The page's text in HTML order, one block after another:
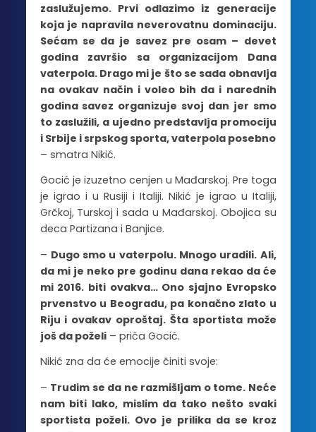
zaslužujemo. Prvi odlazimo iz generacije
koja je napravila neverovatnu dominaciju.
Sećam se da je savez pre osam – devet
godina završio sa organizacijom Dana
vaterpola. Drago mi je što se sada obnavlja
na ovakav način i voleo bih da i narednih
godina savez organizuje svoj dan jer smo
to zaslužili, a ujedno predstavlja promociju
i Srbije i srpskog sporta, vaterpola posebno
– smatra Nikić.
Gocić je izuzetno cenjen u Mađarskoj. Pre toga
je igrao i u Rusiji i Italiji. Nikić je igrao u Italiji,
Grčkoj, Turskoj i sada u Mađarskoj. Obojica su
deca Partizana i Banjice.
– Dugo smo u vaterpolu. Mnogo uradili. Ali,
da mi je neko pre godinu dana rekao da će
mi 2016. biti ovakva… Ono sjajno Evropsko
prvenstvo u Beogradu, pa konačno zlato u
Riju i ovakav oproštaj. Šta sportista može
još da poželi– priča Gocić.
Nikić zna da će emocije činiti svoje:
– Trudim se da ne razmišljam o tome. Neće
nam biti lako, mislim da tako nešto svaki
sportista poželi. Ovo je prilika da se kroz